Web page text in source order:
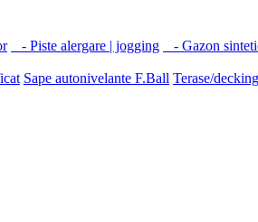
- Piste alergare | jogging - Gazon
Sape autonivelante F.Ball Terase/decking